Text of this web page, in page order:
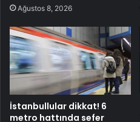
Ağustos 8, 2026
İstanbullular dikkat! 6
metro hattında sefer